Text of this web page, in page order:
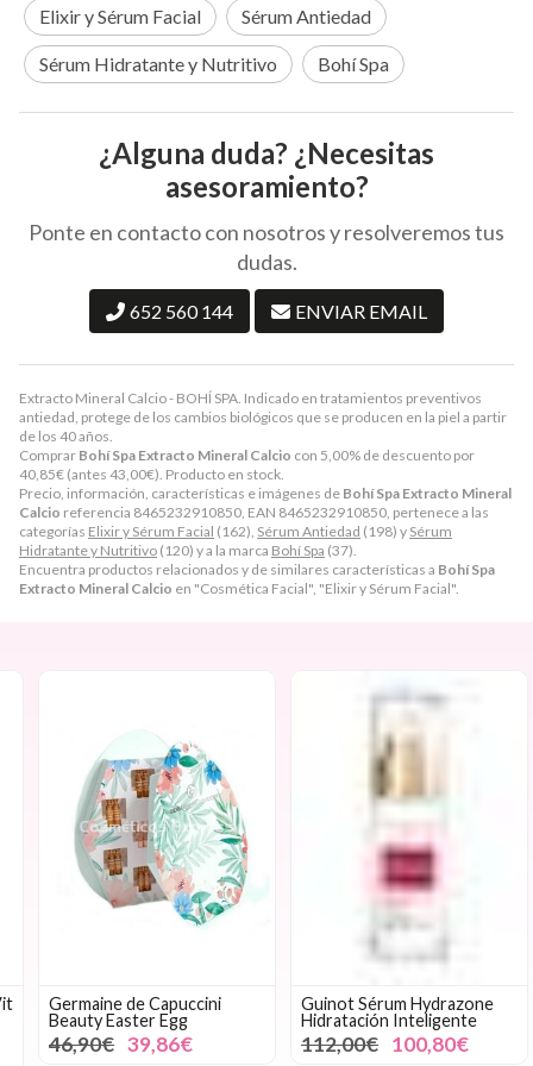
Extracto Mineral Calcio - BOHÍ SPA. Indicado en tratamientos preventivos
antiedad, protege de los cambios biológicos que se producen en la piel a partir
de los 40 años.
Comprar Bohí Spa Extracto Mineral Calcio con 5,00% de descuento por
40,85€ (antes 43,00€). Producto en stock.
Precio, información, características e imágenes de Bohí Spa Extracto Mineral
Calcio referencia 8465232910850, EAN 8465232910850, pertenece a las
categorías Elixir y Sérum Facial (162), Sérum Antiedad (198) y Sérum
Hidratante y Nutritivo (120) y a la marca Bohí Spa (37).
Encuentra productos relacionados y de similares características a Bohí Spa
Extracto Mineral Calcio en "Cosmética Facial", "Elixir y Sérum Facial".
Elixir y Sérum Facial Sérum Antiedad
Sérum Hidratante y Nutritivo Bohí Spa
¿Alguna duda? ¿Necesitas
asesoramiento?
Ponte en contacto con nosotros y resolveremos tus
dudas.
652 560 144 ENVIAR EMAIL
Germaine de Capuccini
Beauty Easter Egg
46,90€ 39,86€
Guinot Sérum Hydrazone
Hidratación Inteligente
112,00€ 100,80€